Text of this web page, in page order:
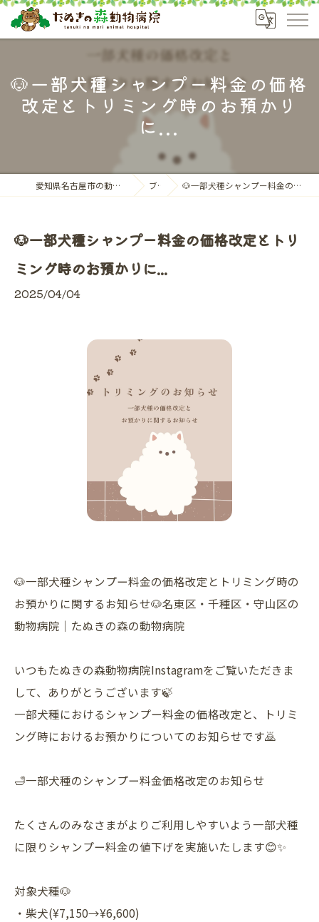
🐶一部犬種シャンプー料金の価格
改定とトリミング時のお預かり
に...
愛知県名古屋市の動物病院ならたぬきの森動物病院 ブログ 🐶一部犬種シャンプー料金の価格改定とトリミング時のお預かりに...
🐶一部犬種シャンプー料金の価格改定とトリ
ミング時のお預かりに...
2025/04/04
🐶一部犬種シャンプー料金の価格改定とトリミング時の
お預かりに関するお知らせ🐶名東区・千種区・守山区の
動物病院｜たぬきの森の動物病院
いつもたぬきの森動物病院Instagramをご覧いただきま
して、ありがとうございます🍃
一部犬種におけるシャンプー料金の価格改定と、トリミ
ング時におけるお預かりについてのお知らせです🙇
🛁一部犬種のシャンプー料金価格改定のお知らせ
たくさんのみなさまがよりご利用しやすいよう一部犬種
に限りシャンプー料金の値下げを実施いたします😊✨
対象犬種🐶
・柴犬(¥7,150→¥6,600)